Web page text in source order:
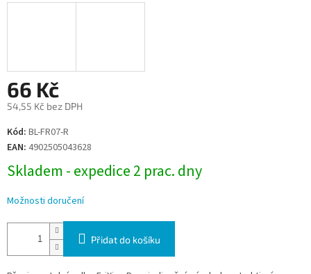
66 Kč
54,55 Kč bez DPH
Měrná
cena:
Kód: BL-FR07-R
EAN: 4902505043628
Skladem - expedice 2 prac. dny
Možnosti doručení
Přidat do košíku